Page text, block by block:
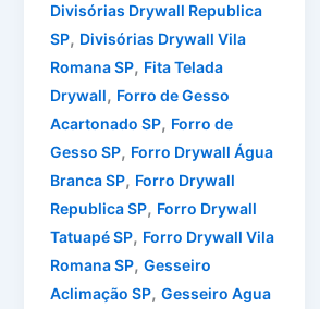
Divisórias Drywall Republica
SP, Divisórias Drywall Vila
Romana SP, Fita Telada
Drywall, Forro de Gesso
Acartonado SP, Forro de
Gesso SP, Forro Drywall Água
Branca SP, Forro Drywall
Republica SP, Forro Drywall
Tatuapé SP, Forro Drywall Vila
Romana SP, Gesseiro
Aclimação SP, Gesseiro Agua